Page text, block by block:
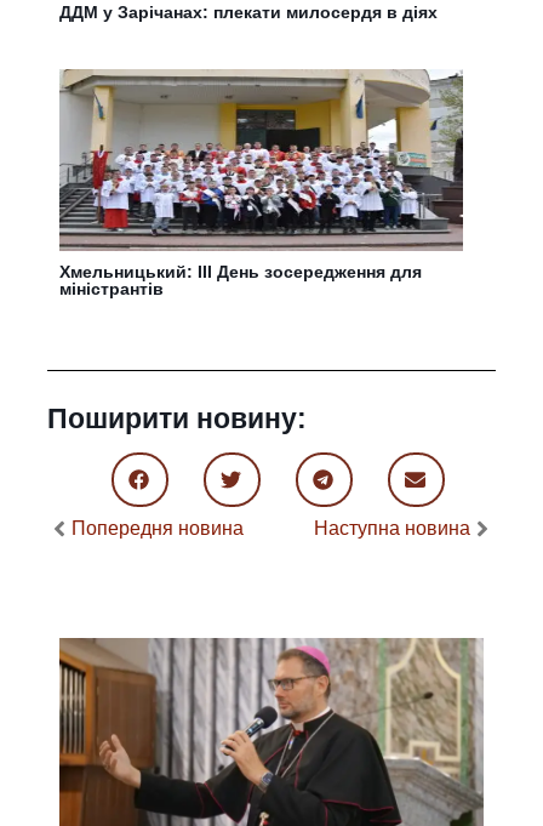
ДДМ у Зарічанах: плекати милосердя в діях
Хмельницький: III День зосередження для
міністрантів
Поширити новину:
Попередня новина Наступна новина